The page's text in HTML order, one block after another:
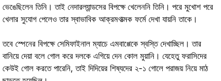
ভেঙেছিলেন তিনি। তাই নেদারল্যান্ডসের বিপক্ষে খেলেননি তিনি। পরে মুখোশ পরে
খেলার সুযোগ পেলেও তার স্বাভাবিক আক্রমণাত্মক ফর্মে দেখা যায়নি তাকে।
তবে স্পেনের বিপক্ষে সেমিফাইনাল ম্যাচে এমবাপ্পেকে স্বস্তি দেখাচ্ছিল। তার
বানিয়ে দেয়া বলে গোল করে দলকে এগিয়ে দেন কোল মুয়ানি। যেহেতু ফরাসিদের
কেউই গোল করতে পারেনি, তাই দিদিয়ের শিষ্যদের ২-১ গোলে পরাজয় নিয়ে মাঠ